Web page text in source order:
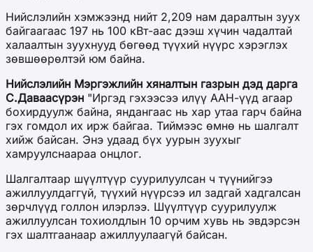
Нийслэлийн хэмжээнд нийт 2,209 нам даралтын зуух
байгаагаас 197 нь 100 кВт-аас дээш хүчин чадалтай
халаалтын зуухнууд бөгөөд түүхий нүүрс хэрэглэх
зөвшөөрөлтэй юм байна.
Нийслэлийн Мэргэжлийн хяналтын газрын дэд дарга
С.Даваасүрэн "Иргэд гэхээсээ илүү ААН-үүд агаар
бохирдуулж байна, яндангаас нь хар утаа гарч байна
гэх гомдол их ирж байгаа. Тиймээс өмнө нь шалгалт
хийж байсан. Энэ удаад бүх уурын зуухыг
хамруулснаараа онцлог.
Шалгалтаар шүүлтүүр суурилуулсан ч түүнийгээ
ажиллуулдаггүй, түүхий нүүрсээ ил задгай хадгалсан
зөрчлүүд голлон илэрлээ. Шүүлтүүр суурилуулж
ажиллуулсан тохиолдлын 10 орчим хувь нь эвдэрсэн
гэх шалтгаанаар ажиллуулаагүй байсан.